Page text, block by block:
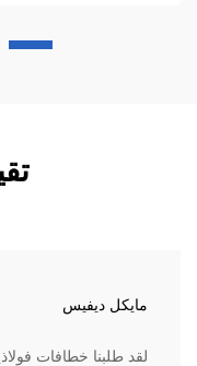
مايكل ديفيس
لقد طلبنا خطافات